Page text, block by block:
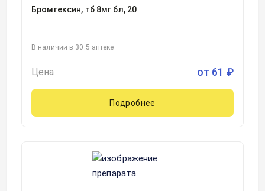
Бромгексин, тб 8мг бл, 20
В наличии в 30.5 аптеке
Цена от 61 ₽
Подробнее